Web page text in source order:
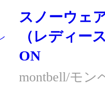
ーハイキングな
クティブに動
す。あまり動か
の防寒には別の
スノーウェ
（レディー
ON
montbell/モン